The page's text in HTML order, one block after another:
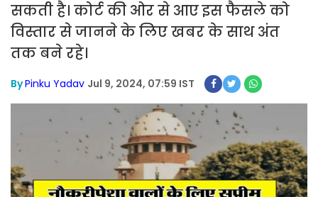
सकती है। कोर्ट की ओर से आए इस फैसले को
विस्तार से जानने के लिए खबर के साथ अंत
तक बने रहे।
ByPinku Yadav Jul 9, 2024, 07:59 IST